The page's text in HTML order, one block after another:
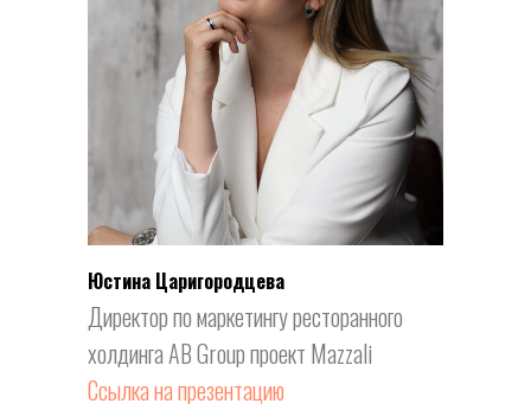
Юстина Царигородцева
Директор по маркетингу ресторанного
холдинга AB Group проект Mazzali
Ссылка на презентацию